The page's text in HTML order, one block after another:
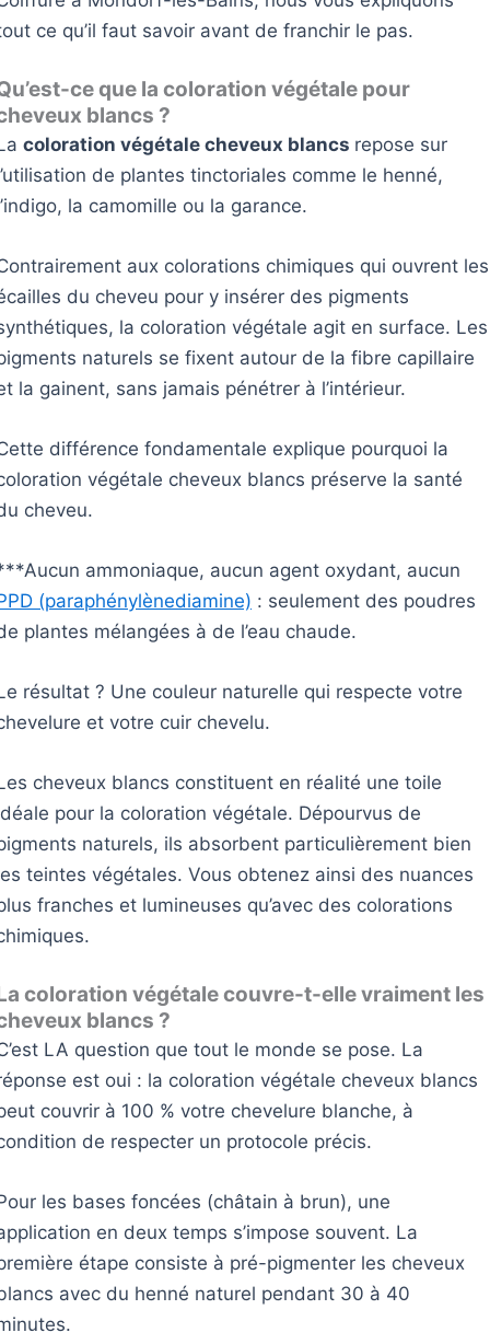
ce qu’il faut savoir avant de franchir le pas.
ce que la coloration végétale pour
blancs ?
coloration végétale cheveux blancs repose sur
de plantes tinctoriales comme le henné,
la camomille ou la garance.
aux colorations chimiques qui ouvrent les
du cheveu pour y insérer des pigments
la coloration végétale agit en surface. Les
naturels se fixent autour de la fibre capillaire
la gainent, sans jamais pénétrer à l’intérieur.
différence fondamentale explique pourquoi la
végétale cheveux blancs préserve la santé
cheveu.
ammoniaque, aucun agent oxydant, aucun
(paraphénylènediamine) : seulement des poudres
plantes mélangées à de l’eau chaude.
résultat ? Une couleur naturelle qui respecte votre
et votre cuir chevelu.
cheveux blancs constituent en réalité une toile
pour la coloration végétale. Dépourvus de
naturels, ils absorbent particulièrement bien
teintes végétales. Vous obtenez ainsi des nuances
franches et lumineuses qu’avec des colorations
coloration végétale couvre-t-elle vraiment les
blancs ?
LA question que tout le monde se pose. La
est oui : la coloration végétale cheveux blancs
couvrir à 100 % votre chevelure blanche, à
de respecter un protocole précis.
les bases foncées (châtain à brun), une
en deux temps s’impose souvent. La
étape consiste à pré-pigmenter les cheveux
avec du henné naturel pendant 30 à 40